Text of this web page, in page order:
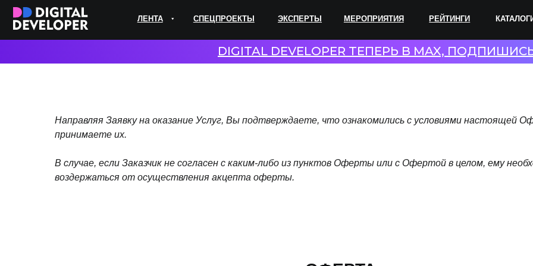
ЭКСПЕРТЫ КАТАЛОГИ
МЕРОПРИЯТИЯ
СПЕЦПРОЕКТЫ РЕЙТИНГИ
ЛЕНТА
DIGITAL DEVELOPER ТЕПЕРЬ В MAX,
Направляя Заявку на оказание Услуг, Вы подтверждаете, что ознакомились с условиями настоящей
принимаете их.
В случае, если Заказчик не согласен с каким-либо из пунктов Оферты или с Офертой в целом, ему
воздержаться от осуществления акцепта оферты.